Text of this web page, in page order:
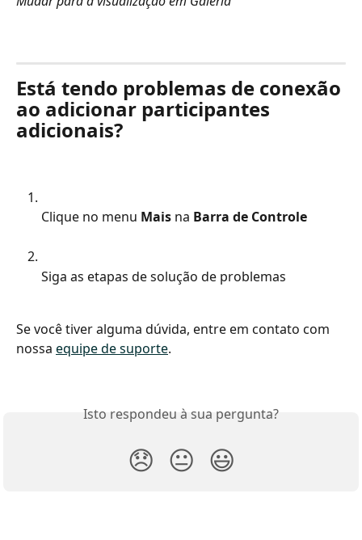
Está tendo problemas de conexão
ao adicionar participantes
adicionais?
Clique no menu Mais na Barra de Controle
Siga as etapas de solução de problemas
Se você tiver alguma dúvida, entre em contato com
nossa equipe de suporte.
Isto respondeu à sua pergunta?
😞 😐 😃